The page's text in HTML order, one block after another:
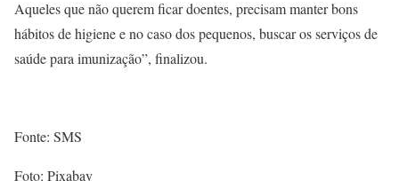
Aqueles que não querem ficar doentes, precisam manter bons
hábitos de higiene e no caso dos pequenos, buscar os serviços de
saúde para imunização”, finalizou.
Fonte: SMS
Foto: Pixabay